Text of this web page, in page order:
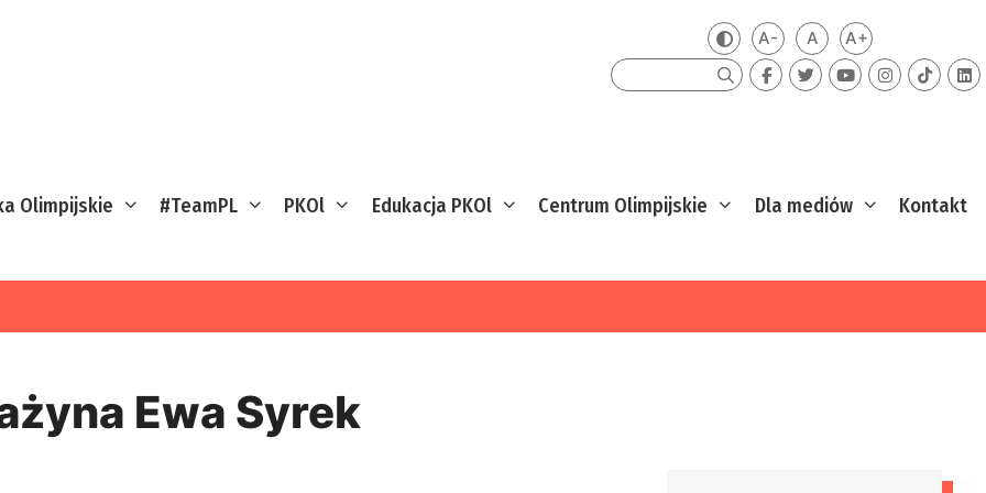
Zmień kontrast
A-Mniejsza czcionka
ADomyślna czcionka
A+Większa
Szukaj
Olimpijskie #TeamPL PKOl Edukacja PKOl Centrum Olimpijskie Dla mediów Kontakt
Ewa Syrek